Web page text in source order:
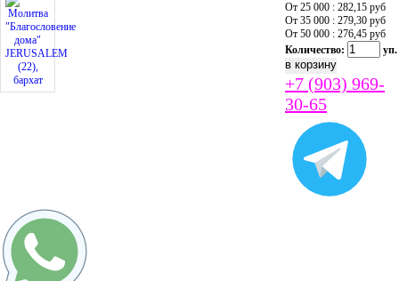
От 25 000 : 282,15 руб
От 35 000 : 279,30 руб
От 50 000 : 276,45 руб
Количество:
уп.
+7 (903) 969-
30-65